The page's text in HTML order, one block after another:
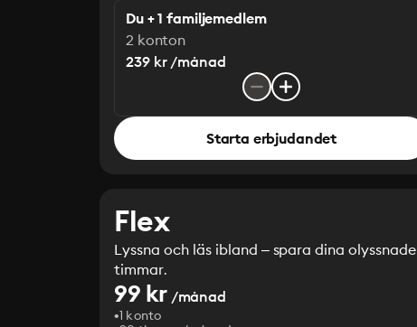
Du + 1 familjemedlem
2 konton
239 kr /månad
Starta erbjudandet
Flex
Lyssna och läs ibland – spara dina olyssnade
timmar.
99 kr/månad
1 konto